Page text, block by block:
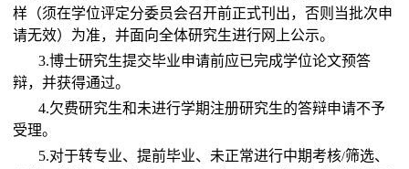
样（须在学位评定分委员会召开前正式刊出，否则当批次申
请无效）为准，并面向全体研究生进行网上公示。
3.博士研究生提交毕业申请前应已完成学位论文预答
辩，并获得通过。
4.欠费研究生和未进行学期注册研究生的答辩申请不予
受理。
5.对于转专业、提前毕业、未正常进行中期考核/筛选、